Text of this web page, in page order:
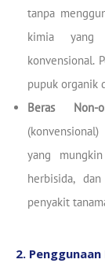
tanpa
kimia yang
konvensional.
pupuk organik
Beras Non-
yang
herbisida,
penyakit
2.